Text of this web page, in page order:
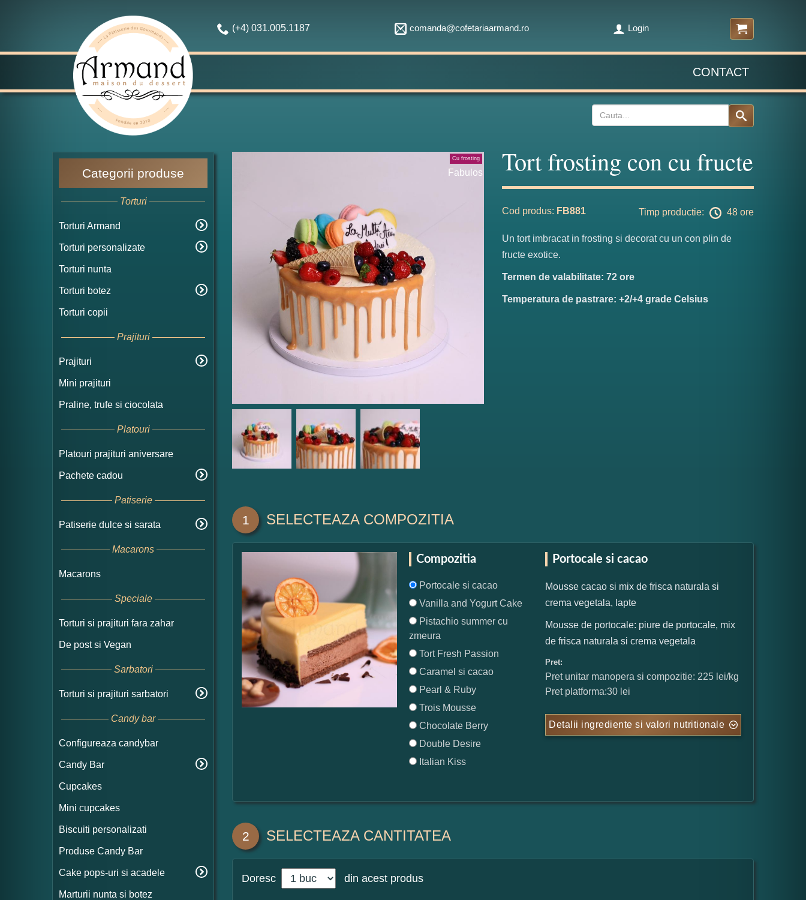
(+4) 031.005.1187 comanda@cofetariaarmand.ro Login
CONTACT
Categorii produse
Torturi
Torturi Armand
Torturi personalizate
Torturi nunta
Torturi botez
Torturi copii
Prajituri
Prajituri
Mini prajituri
Praline, trufe si ciocolata
Platouri
Platouri prajituri aniversare
Pachete cadou
Patiserie
Patiserie dulce si sarata
Macarons
Macarons
Speciale
Torturi si prajituri fara zahar
De post si Vegan
Sarbatori
Torturi si prajituri sarbatori
Candy bar
Configureaza candybar
Candy Bar
Cupcakes
Mini cupcakes
Biscuiti personalizati
Produse Candy Bar
Cake pops-uri si acadele
Marturii nunta si botez
Cu frosting
Fabulos Tort frosting con cu fructe
Cod produs: FB881 Timp productie: 48 ore
Un tort imbracat in frosting si decorat cu un con plin de
fructe exotice.
Termen de valabilitate: 72 ore
Temperatura de pastrare: +2/+4 grade Celsius
1 SELECTEAZA COMPOZITIA
Compozitia
Portocale si cacao
Vanilla and Yogurt Cake
Pistachio summer cu
zmeura
Tort Fresh Passion
Caramel si cacao
Pearl & Ruby
Trois Mousse
Chocolate Berry
Double Desire
Italian Kiss
Portocale si cacao
Mousse cacao si mix de frisca naturala si
crema vegetala, lapte
Mousse de portocale: piure de portocale, mix
de frisca naturala si crema vegetala
Pret:
Pret unitar manopera si compozitie: 225 lei/kg
Pret platforma:30 lei
Detalii ingrediente si valori nutritionale
2 SELECTEAZA CANTITATEA
Doresc din acest produs